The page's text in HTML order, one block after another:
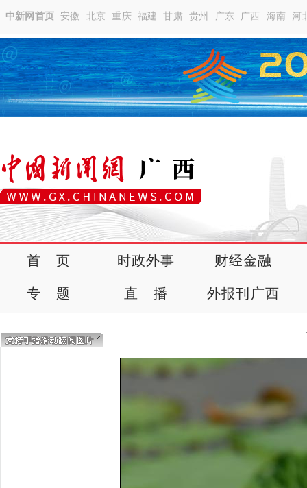
中新网首页 安徽 北京 重庆 福建 甘肃 贵州 广东 广西 海南 河
首 页 时政外事 财经金融
专 题 直 播 外报刊广西